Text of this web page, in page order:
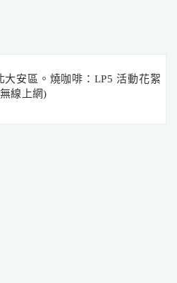
大安區。燒咖啡：LP5 活動花絮
線上網)